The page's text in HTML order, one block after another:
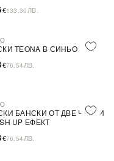
€133,30 ЛВ.
TEONA В СИНЬО
€76,54 ЛВ.
БАНСКИ ОТ ДВЕ ЧАСТИ
UP ЕФЕКТ
€76,54 ЛВ.